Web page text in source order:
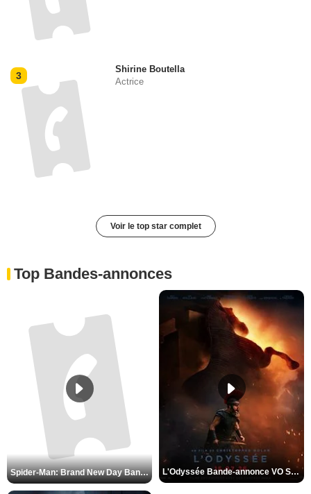
3
Shirine Boutella
Actrice
Voir le top star complet
Top Bandes-annonces
Spider-Man: Brand New Day Bande-annonce VO STFR L'Odyssée Bande-annonce VO STFR